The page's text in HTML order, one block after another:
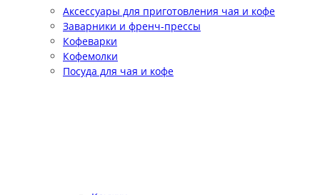
Аксессуары для приготовления чая и кофе
Заварники и френч-прессы
Кофеварки
Кофемолки
Посуда для чая и кофе